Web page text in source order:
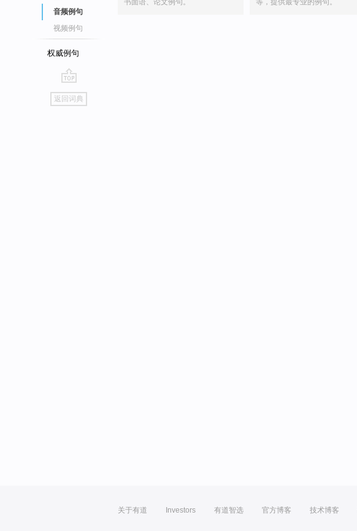
音频例句
视频例句
权威例句
go
top
返回词典
书面语、论文例句。
等，提供最专业的例句。
关于有道 Investors 有道智选 官方博客 技术博客